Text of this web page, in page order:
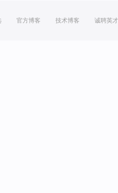
官方博客 技术博客 诚聘英才